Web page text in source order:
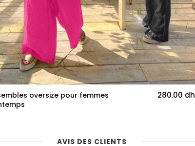
oversize pour femmes
280.00 dh
AVIS DES CLIENTS